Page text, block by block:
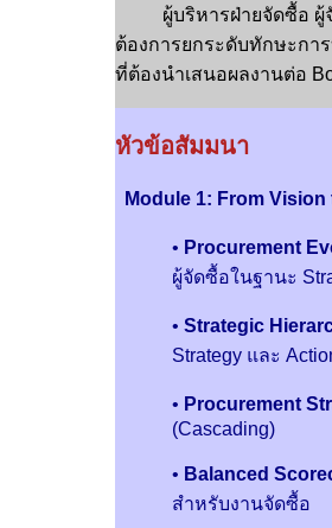
ผู้บริหารฝ่ายจัดซื้อ ผู้จัด
ต้องการยกระดับทักษะกา
ที่ต้องนำเสนอผลงานต่อ
หัวข้อสัมมนา
Module 1: From
• Procurement
ผู้จัดซื้อในฐานะ
• Strategic
Strategy และ
• Procurement
(Cascading)
• Balanced
สำหรับงานจัดซื้อ